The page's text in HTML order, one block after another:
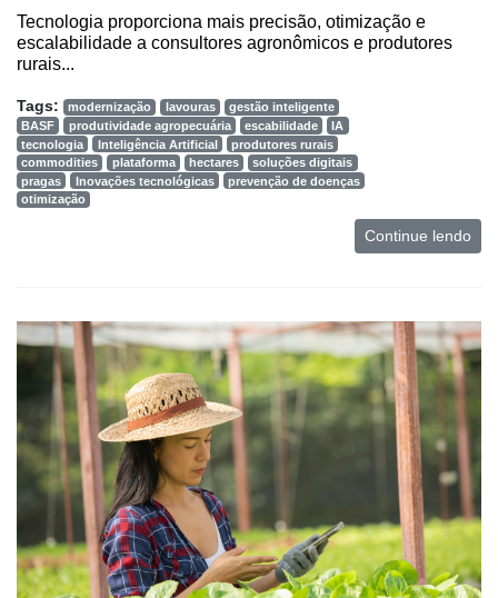
Tecnologia proporciona mais precisão, otimização e
escalabilidade a consultores agronômicos e produtores
rurais...
Tags: modernização lavouras
gestão inteligente
BASF
produtividade agropecuária escabilidade
IA
tecnologia
Inteligência Artificial
produtores rurais
commodities
plataforma hectares
soluções digitais
pragas
Inovações tecnológicas
prevenção de doenças
otimização
Continue lendo